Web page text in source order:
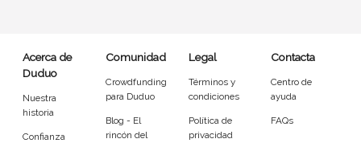
Tenis Voleibol
Acerca de
Duduo
Nuestra
historia
Confianza
Comunidad
Crowdfunding
para Duduo
Blog - El
rincón del
Legal
Términos y
condiciones
Política de
privacidad
Contacta
Centro de
ayuda
FAQs